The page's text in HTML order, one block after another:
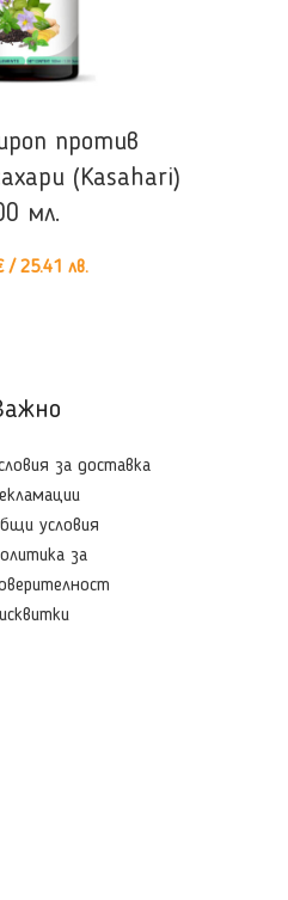
против
(Kasahari)
мл.
/ 25.41 лв.
за доставка
условия
за